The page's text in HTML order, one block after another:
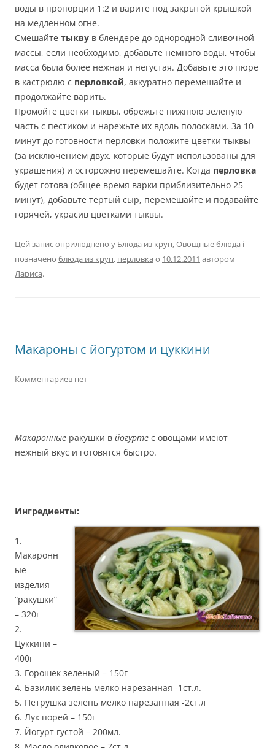
воды в пропорции 1:2 и варите под закрытой крышкой
на медленном огне.
Смешайте тыкву в блендере до однородной сливочной
массы, если необходимо, добавьте немного воды, чтобы
масса была более нежная и негустая. Добавьте это пюре
в кастрюлю с перловкой, аккуратно перемешайте и
продолжайте варить.
Промойте цветки тыквы, обрежьте нижнюю зеленую
часть с пестиком и нарежьте их вдоль полосками. За 10
минут до готовности перловки положите цветки тыквы
(за исключением двух, которые будут использованы для
украшения) и осторожно перемешайте. Когда перловка
будет готова (общее время варки приблизительно 25
минут), добавьте тертый сыр, перемешайте и подавайте
горячей, украсив цветками тыквы.
Цей запис оприлюднено у Блюда из круп,Овощные блюда і
позначено блюда из круп, перловка о 10.12.2011 автором
Лариса.
Макароны с йогуртом и цуккини
Комментариев нет
Макаронные ракушки в йогурте с овощами имеют
нежный вкус и готовятся быстро.
Ингредиенты:
1.
Макаронн
ые
изделия
“ракушки”
– 320г
2.
Цуккини –
400г
3. Горошек зеленый – 150г
4. Базилик зелень мелко нарезанная -1ст.л.
5. Петрушка зелень мелко нарезанная -2ст.л
6. Лук порей – 150г
7. Йогурт густой – 200мл.